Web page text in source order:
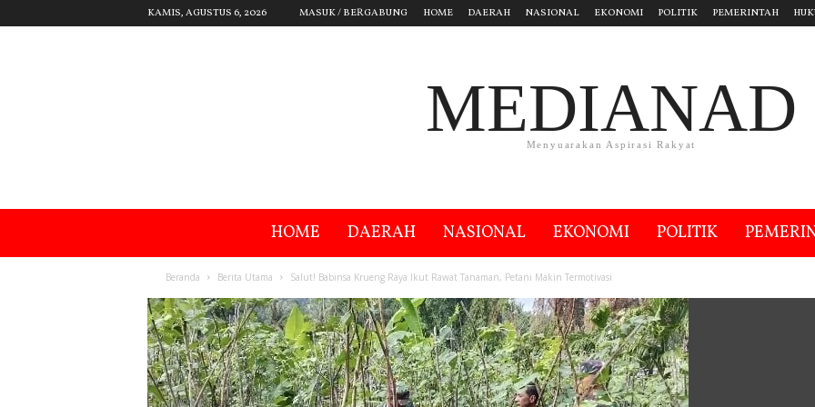
KAMIS, AGUSTUS 6, 2026 MASUK / BERGABUNG HOME DAERAH NASIONAL EKONOMI POLITIK PEMERINTAH
MEDIANAD
Menyuarakan Aspirasi Rakyat
HOME DAERAH NASIONAL EKONOMI POLITIK
Beranda Berita Utama Salut! Babinsa Krueng Raya Ikut Rawat Tanaman, Petani Makin Termotivasi